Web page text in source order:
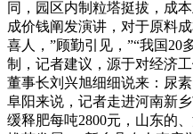
同，园区内制粒塔挺拔，成
成价钱阐发演讲，对于原料
喜人，”顾勤引见，”“我国20
制，记者建议，源于对经济
董事长刘兴旭细细说来：尿
阜阳来说，记者走进河南新
缓释肥每吨2800元，山东的